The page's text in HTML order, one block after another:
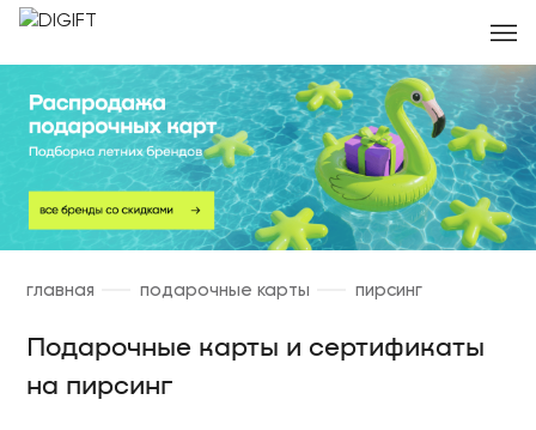
главная подарочные карты пирсинг
Подарочные карты и сертификаты
на пирсинг